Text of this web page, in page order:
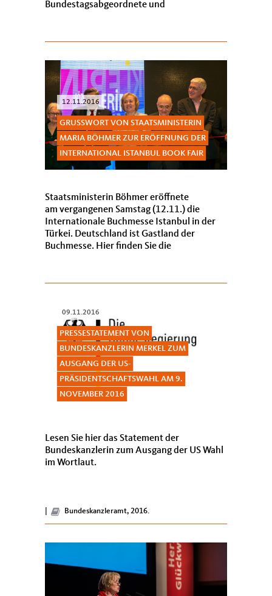
Bundestagsabgeordnete und
der Frieder...
12.11.2016
GRUSSWORT VON STAATSMINISTERIN M
ARIA BÖHMER ZUR ERÖFFNUNG DER I
NTERNATIONAL ISTANBUL BOOK FAIR
Staatsministerin Böhmer eröffnete
am vergangenen Samstag (12.11.) die
Internationale Buchmesse Istanbul in der
Türkei. Deutschland ist Gastland der
Buchmesse. Hier finden Sie die
09.11.2016
PRESSESTATEMENT VON
BUNDESKANZLERIN MERKEL ZUM
AUSGANG DER US-
PRÄSIDENTSCHAFTSWAHL AM 9.
NOVEMBER 2016
Lesen Sie hier das Statement der
Bundeskanzlerin zum Ausgang der US Wahl
im Wortlaut.
Bundeskanzleramt, 2016.